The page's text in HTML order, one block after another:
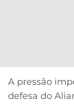
A pressão
defesa do